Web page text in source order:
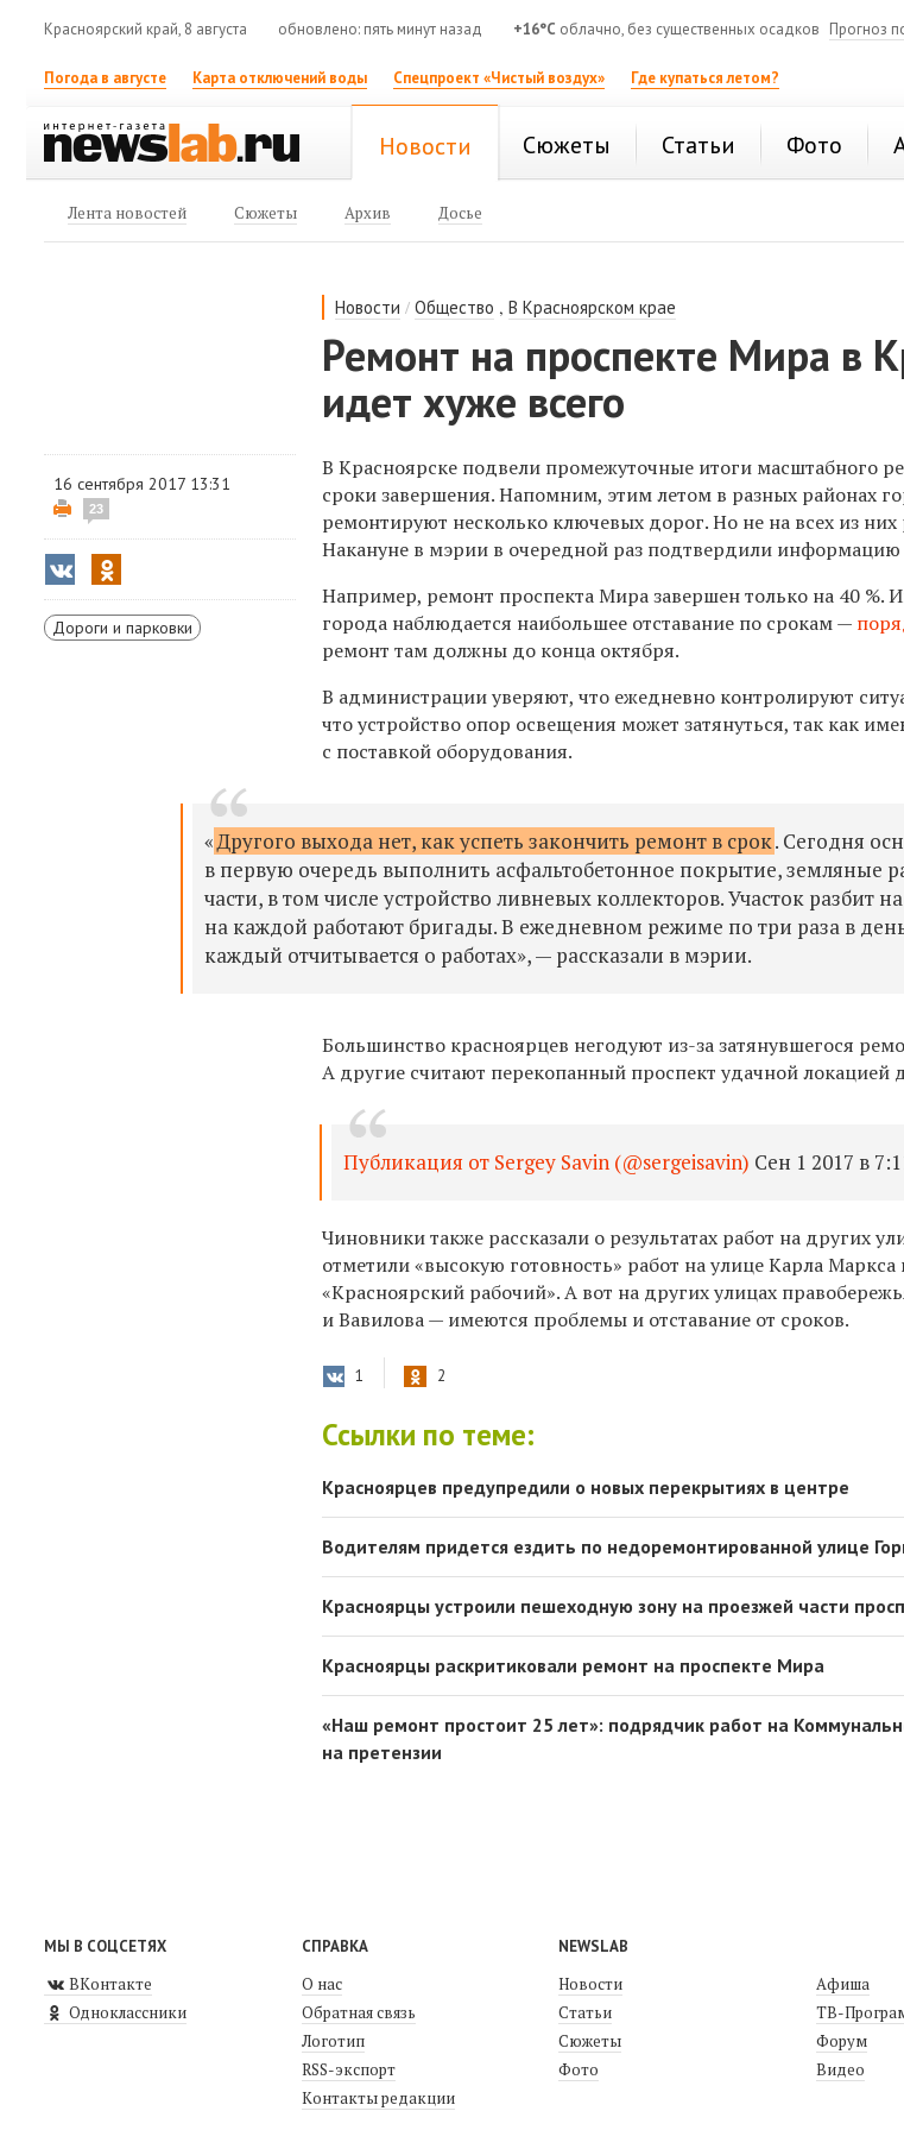
Красноярский край, 8 августа обновлено: пять минут назад +16°C облачно, без существенных осадков Прогноз
Погода в августе Карта отключений воды Спецпроект «Чистый воздух» Где купаться летом?
Новости Сюжеты Статьи Фото
Лента новостей Сюжеты Архив Досье
Новости /Общество ,В Красноярском крае
Ремонт на проспекте Мира в
идет хуже всего
16 сентября 2017 13:31
23
Дороги и парковки
В Красноярске подвели промежуточные итоги масштабного
сроки завершения. Напомним, этим летом в разных районах
ремонтируют несколько ключевых дорог. Но не на всех из
Накануне в мэрии в очередной раз подтвердили информацию
Например, ремонт проспекта Мира завершен только на 40 %.
города наблюдается наибольшее отставание по срокам —
ремонт там должны до конца октября.
В администрации уверяют, что ежедневно контролируют
что устройство опор освещения может затянуться, так как
с поставкой оборудования.
«Другого выхода нет, как успеть закончить ремонт в срок. Сегодня
в первую очередь выполнить асфальтобетонное покрытие, земляные
части, в том числе устройство ливневых коллекторов. Участок разбит
на каждой работают бригады. В ежедневном режиме по три раза в
каждый отчитывается о работах», — рассказали в мэрии.
Большинство красноярцев негодуют из-за затянувшегося
А другие считают перекопанный проспект удачной локацией
Публикация от Sergey Savin (@sergeisavin) Сен 1 2017 в
Чиновники также рассказали о результатах работ на других
отметили «высокую готовность» работ на улице Карла
«Красноярский рабочий». А вот на других улицах
и Вавилова — имеются проблемы и отставание от сроков.
1 2
Ссылки по теме:
Красноярцев предупредили о новых перекрытиях в центре
Водителям придется ездить по недоремонтированной улице
Красноярцы устроили пешеходную зону на проезжей части
Красноярцы раскритиковали ремонт на проспекте Мира
«Наш ремонт простоит 25 лет»: подрядчик работ на
на претензии
МЫ В СОЦСЕТЯХ
ВКонтакте
Одноклассники
СПРАВКА
О нас
Обратная связь
Логотип
RSS-экспорт
Контакты редакции
NEWSLAB
Новости
Статьи
Сюжеты
Фото
Афиша
ТВ-
Форум
Видео